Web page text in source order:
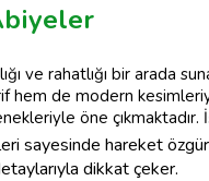
ve rahatlığı bir
hem de modern
öne çıkmaktadır.
sayesinde hareket
dikkat çeker.